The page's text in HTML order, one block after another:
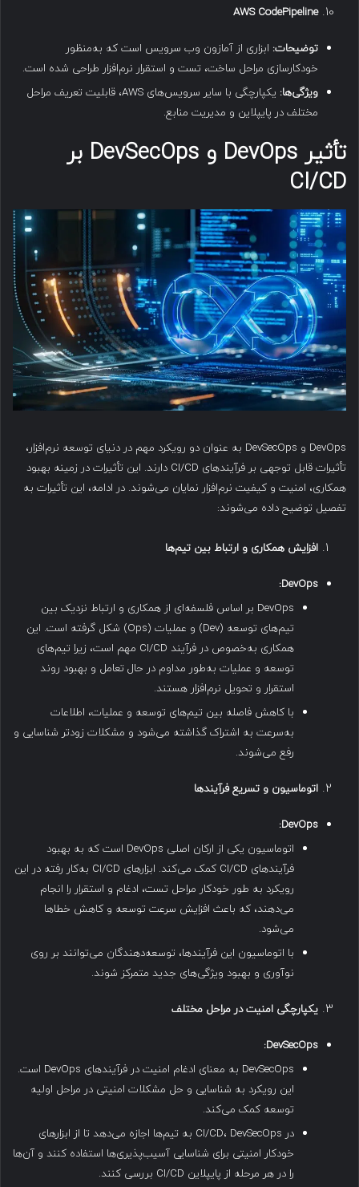
AWS CodePipeline
توضیحات: ابزاری از آمازون وب سرویس است که به‌منظور
خودکارسازی مراحل ساخت، تست و استقرار نرم‌افزار طراحی شده است.
ویژگی‌ها:
یکپارچگی با سایر سرویس‌های AWS، قابلیت تعریف مراحل
مختلف در پایپلاین و مدیریت منابع.
تأثیر DevOps و DevSecOps بر
CI/CD
DevOps و DevSecOps به عنوان دو رویکرد مهم در دنیای توسعه نرم‌افزار،
تأثیرات قابل توجهی بر فرآیندهای CI/CD دارند. این تأثیرات در زمینه بهبود
همکاری، امنیت و کیفیت نرم‌افزار نمایان می‌شوند. در ادامه، این تأثیرات به
تفصیل توضیح داده می‌شوند:
افزایش همکاری و ارتباط بین تیم‌ها
DevOps:
DevOps بر اساس فلسفه‌ای از همکاری و ارتباط نزدیک بین
تیم‌های توسعه (Dev) و عملیات (Ops) شکل گرفته است. این
همکاری به‌خصوص در فرآیند CI/CD مهم است، زیرا تیم‌های
توسعه و عملیات به‌طور مداوم در حال تعامل و بهبود روند
استقرار و تحویل نرم‌افزار هستند.
با کاهش فاصله بین تیم‌های توسعه و عملیات، اطلاعات
به‌سرعت به اشتراک گذاشته می‌شود و مشکلات زودتر شناسایی و
رفع می‌شوند.
اتوماسیون و تسریع فرآیندها
DevOps:
اتوماسیون یکی از ارکان اصلی DevOps است که به بهبود
فرآیندهای CI/CD کمک می‌کند. ابزارهای CI/CD به‌کار رفته در این
رویکرد به طور خودکار مراحل تست، ادغام و استقرار را انجام
می‌دهند، که باعث افزایش سرعت توسعه و کاهش خطاها
می‌شود.
با اتوماسیون این فرآیندها، توسعه‌دهندگان می‌توانند بر روی
نوآوری و بهبود ویژگی‌های جدید متمرکز شوند.
یکپارچگی امنیت در مراحل مختلف
DevSecOps:
DevSecOps به معنای ادغام امنیت در فرآیندهای DevOps است.
این رویکرد به شناسایی و حل مشکلات امنیتی در مراحل اولیه
توسعه کمک می‌کند.
در CI/CD، DevSecOps به تیم‌ها اجازه می‌دهد تا از ابزارهای
خودکار امنیتی برای شناسایی آسیب‌پذیری‌ها استفاده کنند و آن‌ها
را در هر مرحله از پایپلاین CI/CD بررسی کنند.